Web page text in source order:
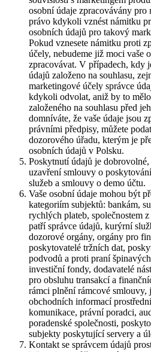
osobní údaje zpracovávány pro
právo kdykoli vznést námitku
osobních údajů pro takový
Pokud vznesete námitku proti
účely, nebudeme již moci vaše
zpracovávat. V případech, kdy
údajů založeno na souhlasu,
marketingové účely správce
kdykoli odvolat, aniž by to
založeného na souhlasu před
domníváte, že vaše údaje jsou
právními předpisy, můžete
dozorového úřadu, kterým je
osobních údajů v Polsku.
Poskytnutí údajů je
uzavření smlouvy o
služeb a smlouvy o demo účtu.
Vaše osobní údaje mohou být
kategoriím subjektů: bankám,
rychlých plateb, společnostem
patří správce údajů, kurýrní
dozorové orgány, orgány pro
poskytovatelé tržních dat,
podvodů a proti praní
investiční fondy, dodavatelé
pro obsluhu transakcí a
rámci plnění rámcové smlouvy,
obchodních informací
komunikace, právní poradci,
poradenské společnosti,
subjekty poskytující servery a
Kontakt se správcem údajů